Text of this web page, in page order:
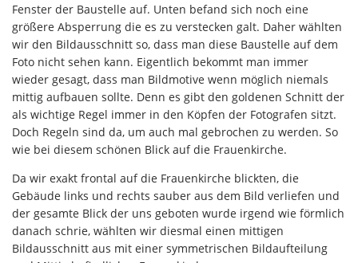
Fenster der Baustelle auf. Unten befand sich noch eine
größere Absperrung die es zu verstecken galt. Daher wählten
wir den Bildausschnitt so, dass man diese Baustelle auf dem
Foto nicht sehen kann. Eigentlich bekommt man immer
wieder gesagt, dass man Bildmotive wenn möglich niemals
mittig aufbauen sollte. Denn es gibt den goldenen Schnitt der
als wichtige Regel immer in den Köpfen der Fotografen sitzt.
Doch Regeln sind da, um auch mal gebrochen zu werden. So
wie bei diesem schönen Blick auf die Frauenkirche.
Da wir exakt frontal auf die Frauenkirche blickten, die
Gebäude links und rechts sauber aus dem Bild verliefen und
der gesamte Blick der uns geboten wurde irgend wie förmlich
danach schrie, wählten wir diesmal einen mittigen
Bildausschnitt aus mit einer symmetrischen Bildaufteilung